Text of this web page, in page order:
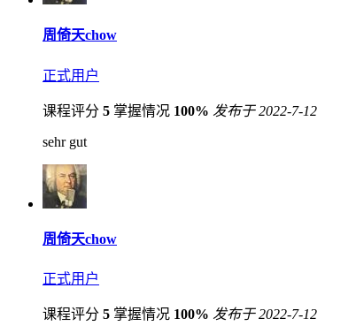
周倚天chow
正式用户
课程评分 5 掌握情况 100% 发布于 2022-7-12
sehr gut
周倚天chow
正式用户
课程评分 5 掌握情况 100% 发布于 2022-7-12